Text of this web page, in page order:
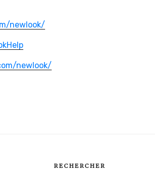
newlook/
newlook/
RECHERCHER